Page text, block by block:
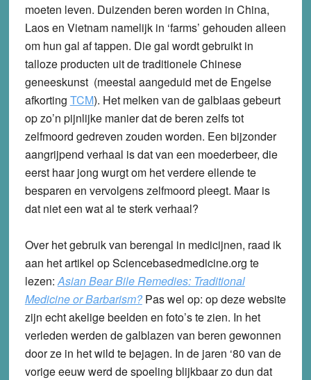
moeten leven. Duizenden beren worden in China,
Laos en Vietnam namelijk in ‘farms’ gehouden alleen
om hun gal af tappen. Die gal wordt gebruikt in
talloze producten uit de traditionele Chinese
geneeskunst (meestal aangeduid met de Engelse
afkorting TCM). Het melken van de galblaas gebeurt
op zo’n pijnlijke manier dat de beren zelfs tot
zelfmoord gedreven zouden worden. Een bijzonder
aangrijpend verhaal is dat van een moederbeer, die
eerst haar jong wurgt om het verdere ellende te
besparen en vervolgens zelfmoord pleegt. Maar is
dat niet een wat al te sterk verhaal?
Over het gebruik van berengal in medicijnen, raad ik
aan het artikel op Sciencebasedmedicine.org te
lezen: Asian Bear Bile Remedies: Traditional
Medicine or Barbarism?Pas wel op: op deze website
zijn echt akelige beelden en foto’s te zien. In het
verleden werden de galblazen van beren gewonnen
door ze in het wild te bejagen. In de jaren ‘80 van de
vorige eeuw werd de spoeling blijkbaar zo dun dat